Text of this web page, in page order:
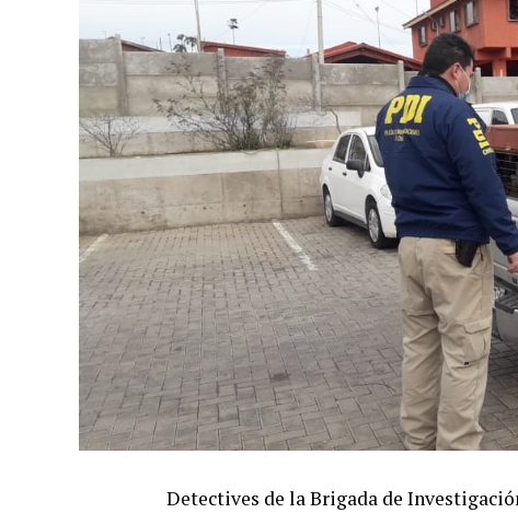
Detectives de la Brigada de